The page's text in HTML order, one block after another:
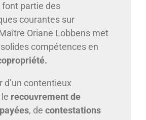
partie des
courantes sur
Oriane Lobbens met
compétences en
d’un contentieux
recouvrement de
, de contestations